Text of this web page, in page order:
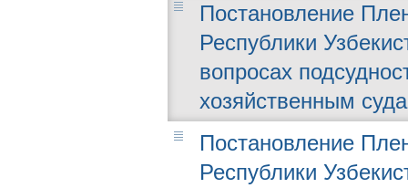
Постановление
Республики
вопросах
хозяйственным
Постановление
Республики